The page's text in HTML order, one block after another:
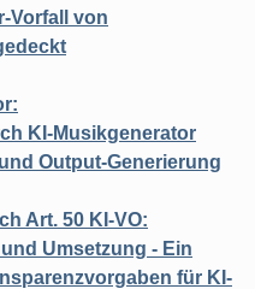
Vorfall von
KI-Musikgenerator
Output-Generierung
Art. 50 KI-VO:
Umsetzung - Ein
für KI-